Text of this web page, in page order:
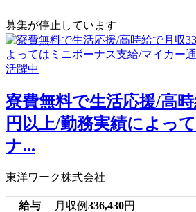
募集が停止しています
寮費無料で生活応援/高
円以上/勤務実績によっ
ナ...
東洋ワーク株式会社
給与 月収例336,430円